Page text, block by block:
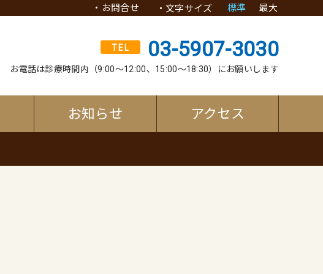
最大
標準
・文字サイズ
・ お問合せ
03-5907-3030
TEL
お電話は診療時間内（9:00〜12:00、15:00〜18:30）にお願いします
お知らせ アクセス